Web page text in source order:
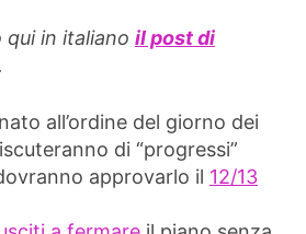
qui in italiano il post di
all’ordine del giorno dei
di “progressi”
approvarlo il 12/13